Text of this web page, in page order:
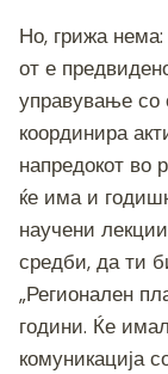
Но, грижа
от е
управување со
координира
напредокот во
ќе има и
научени
средби, да ти
„Регионален
години. Ќе
комуникација